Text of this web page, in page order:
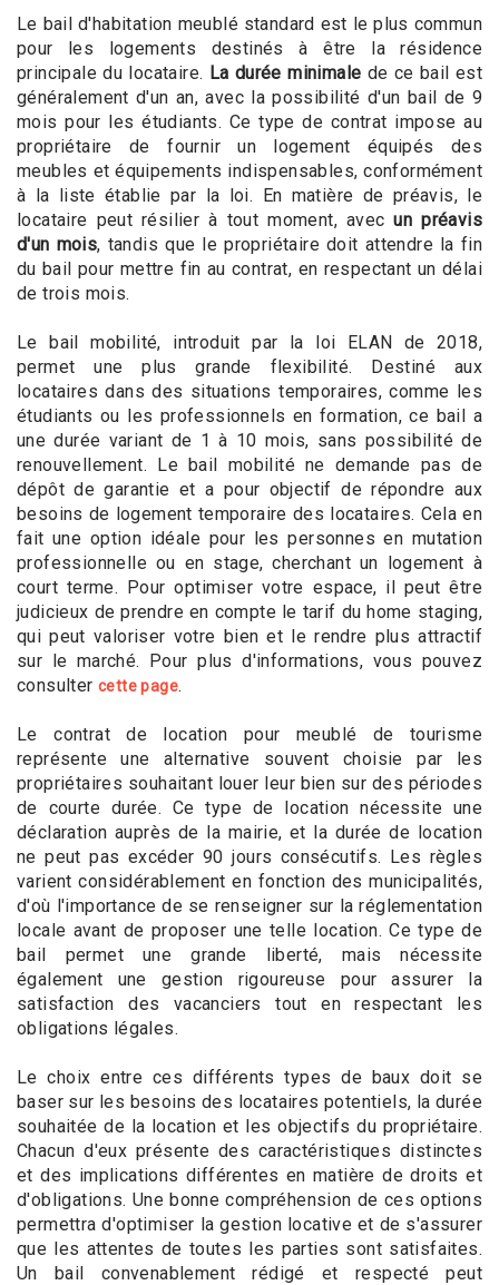
Le bail d'habitation meublé standard est le plus commun
pour les logements destinés à être la résidence
principale du locataire. La durée minimale de ce bail est
généralement d'un an, avec la possibilité d'un bail de 9
mois pour les étudiants. Ce type de contrat impose au
propriétaire de fournir un logement équipés des
meubles et équipements indispensables, conformément
à la liste établie par la loi. En matière de préavis, le
locataire peut résilier à tout moment, avecun préavis
d'un mois, tandis que le propriétaire doit attendre la fin
du bail pour mettre fin au contrat, en respectant un délai
de trois mois.
Le bail mobilité, introduit par la loi ELAN de 2018,
permet une plus grande flexibilité. Destiné aux
locataires dans des situations temporaires, comme les
étudiants ou les professionnels en formation, ce bail a
une durée variant de 1 à 10 mois, sans possibilité de
renouvellement. Le bail mobilité ne demande pas de
dépôt de garantie et a pour objectif de répondre aux
besoins de logement temporaire des locataires. Cela en
fait une option idéale pour les personnes en mutation
professionnelle ou en stage, cherchant un logement à
court terme. Pour optimiser votre espace, il peut être
judicieux de prendre en compte le tarif du home staging,
qui peut valoriser votre bien et le rendre plus attractif
sur le marché. Pour plus d'informations, vous pouvez
consultercette page.
Le contrat de location pour meublé de tourisme
représente une alternative souvent choisie par les
propriétaires souhaitant louer leur bien sur des périodes
de courte durée. Ce type de location nécessite une
déclaration auprès de la mairie, et la durée de location
ne peut pas excéder 90 jours consécutifs. Les règles
varient considérablement en fonction des municipalités,
d'où l'importance de se renseigner sur la réglementation
locale avant de proposer une telle location. Ce type de
bail permet une grande liberté, mais nécessite
également une gestion rigoureuse pour assurer la
satisfaction des vacanciers tout en respectant les
obligations légales.
Le choix entre ces différents types de baux doit se
baser sur les besoins des locataires potentiels, la durée
souhaitée de la location et les objectifs du propriétaire.
Chacun d'eux présente des caractéristiques distinctes
et des implications différentes en matière de droits et
d'obligations. Une bonne compréhension de ces options
permettra d'optimiser la gestion locative et de s'assurer
que les attentes de toutes les parties sont satisfaites.
Un bail convenablement rédigé et respecté peut